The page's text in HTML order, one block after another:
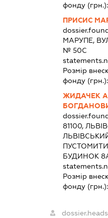
фонду
ПРИСИС
МАРУПЕ,
№ 50С
Розмір
фонду
ЖИДАЧЕК
81100,
БУДИНОК
Розмір
фонду